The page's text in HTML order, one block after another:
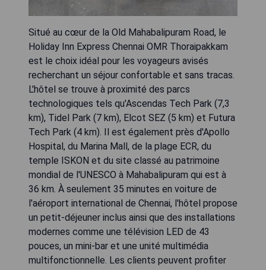
Situé au cœur de la Old Mahabalipuram Road, le
Holiday Inn Express Chennai OMR Thoraipakkam
est le choix idéal pour les voyageurs avisés
recherchant un séjour confortable et sans tracas.
L'hôtel se trouve à proximité des parcs
technologiques tels qu'Ascendas Tech Park (7,3
km), Tidel Park (7 km), Elcot SEZ (5 km) et Futura
Tech Park (4 km). Il est également près d'Apollo
Hospital, du Marina Mall, de la plage ECR, du
temple ISKON et du site classé au patrimoine
mondial de l'UNESCO à Mahabalipuram qui est à
36 km. À seulement 35 minutes en voiture de
l'aéroport international de Chennai, l'hôtel propose
un petit-déjeuner inclus ainsi que des installations
modernes comme une télévision LED de 43
pouces, un mini-bar et une unité multimédia
multifonctionnelle. Les clients peuvent profiter